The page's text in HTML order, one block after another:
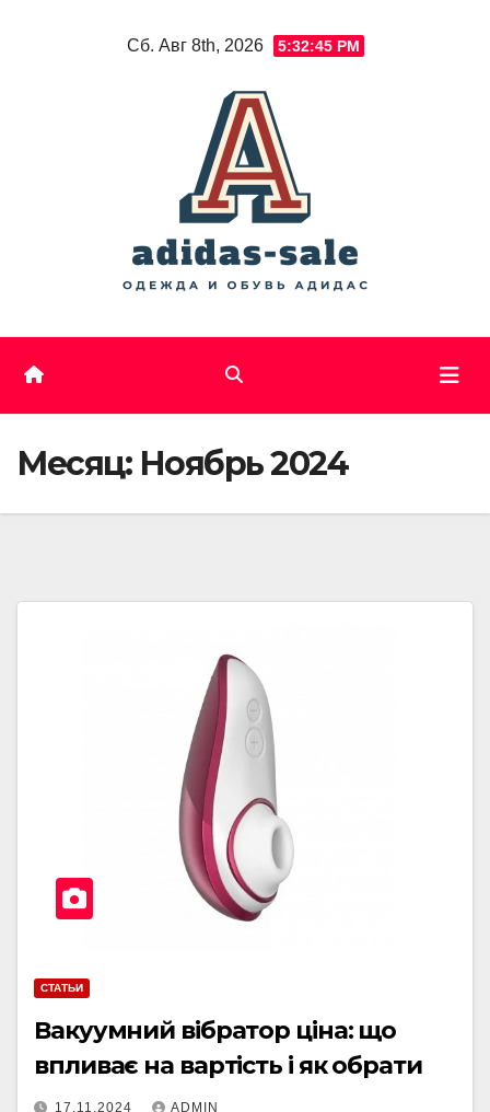
Сб. Авг 8th, 2026 5:32:45 PM
Месяц: Ноябрь 2024
СТАТЬИ
Вакуумний вібратор ціна: що
впливає на вартість і як обрати
17.11.2024 ADMIN